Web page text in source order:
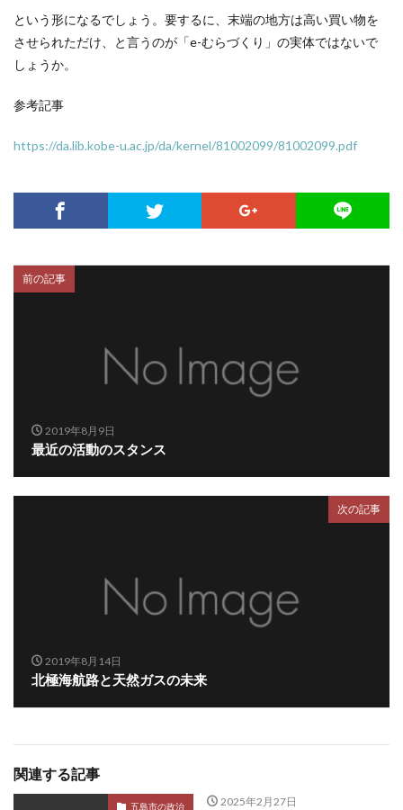
という形になるでしょう。要するに、末端の地方は高い買い物を
させられただけ、と言うのが「e-むらづくり」の実体ではないで
しょうか。
参考記事
https://da.lib.kobe-u.ac.jp/da/kernel/81002099/81002099.pdf
前の記事
2019年8月9日
最近の活動のスタンス
次の記事
2019年8月14日
北極海航路と天然ガスの未来
関連する記事
五島市の政治 2025年2月27日